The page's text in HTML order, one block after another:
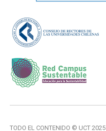
TODO EL CONTENIDO © UCT 2025